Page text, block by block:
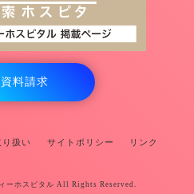
資料請求
り扱い サイトポリシー リンク
ーホスピタル All Rights Reserved.